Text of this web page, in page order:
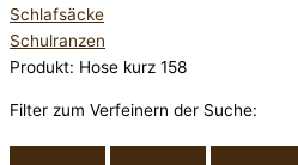
Schlafsäcke
Schulranzen
Produkt: Hose kurz 158
Filter zum Verfeinern der Suche: